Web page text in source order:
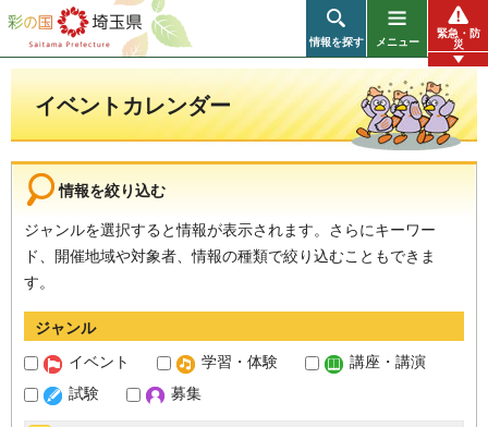
彩の国 埼玉県
情報を探す メニュー
緊急・防
災
イベントカレンダー
情報を絞り込む
ジャンルを選択すると情報が表示されます。さらにキーワー
ド、開催地域や対象者、情報の種類で絞り込むこともできま
す。
ジャンル
イベント
学習・体験
講座・講演
試験
募集